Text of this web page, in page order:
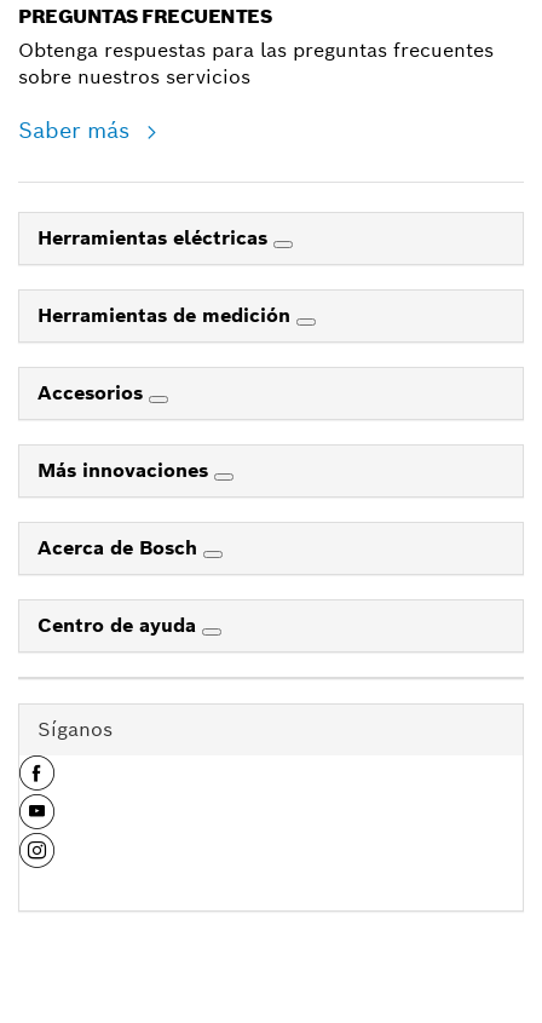
PREGUNTAS FRECUENTES
Obtenga respuestas para las preguntas frecuentes
sobre nuestros servicios
Saber más
Herramientas eléctricas
Herramientas de medición
Accesorios
Más innovaciones
Acerca de Bosch
Centro de ayuda
Síganos